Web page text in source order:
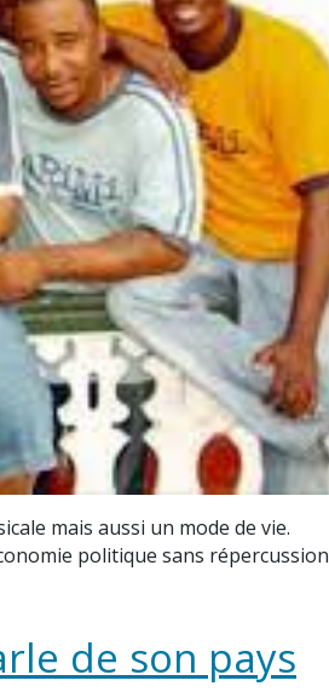
mais aussi un mode de vie.
politique sans répercussion
de son pays